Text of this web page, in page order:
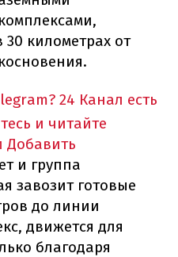
километрах от
24 Канал есть
и читайте
Добавить
и группа
завозит готовые
до линии
движется для
благодаря